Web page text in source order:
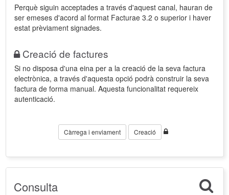
Perquè siguin acceptades a través d'aquest canal, hauran de
ser emeses d'acord al format Facturae 3.2 o superior i haver
estat prèviament signades.
Creació de factures
Si no disposa d'una eina per a la creació de la seva factura
electrònica, a través d'aquesta opció podrà construir la seva
factura de forma manual. Aquesta funcionalitat requereix
autenticació.
Càrrega i enviament Creació
Consulta